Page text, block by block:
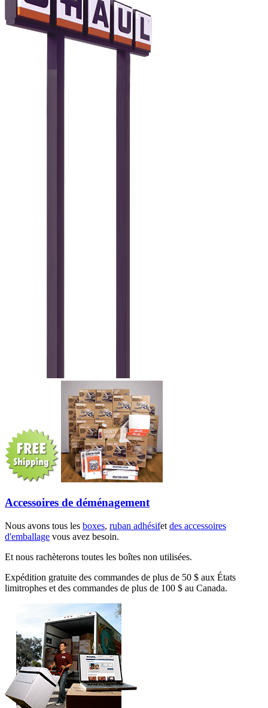
Accessoires de déménagement
Nous avons tous les boxes, ruban adhésifet des accessoires
d'emballage vous avez besoin.
Et nous rachèterons toutes les boîtes non utilisées.
Expédition gratuite des commandes de plus de 50 $ aux États
limitrophes et des commandes de plus de 100 $ au Canada.